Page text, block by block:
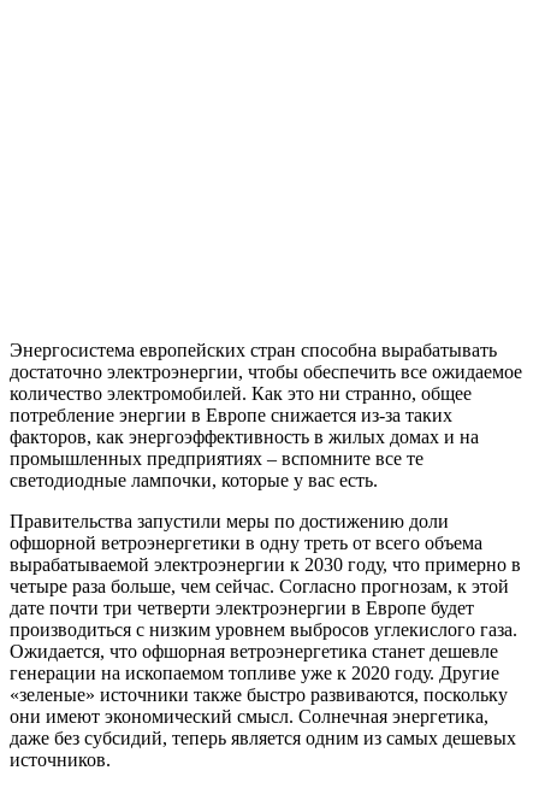
Энергосистема европейских стран способна вырабатывать
достаточно электроэнергии, чтобы обеспечить все ожидаемое
количество электромобилей. Как это ни странно, общее
потребление энергии в Европе снижается из-за таких
факторов, как энергоэффективность в жилых домах и на
промышленных предприятиях – вспомните все те
светодиодные лампочки, которые у вас есть.
Правительства запустили меры по достижению доли
офшорной ветроэнергетики в одну треть от всего объема
вырабатываемой электроэнергии к 2030 году, что примерно в
четыре раза больше, чем сейчас. Согласно прогнозам, к этой
дате почти три четверти электроэнергии в Европе будет
производиться с низким уровнем выбросов углекислого газа.
Ожидается, что офшорная ветроэнергетика станет дешевле
генерации на ископаемом топливе уже к 2020 году. Другие
«зеленые» источники также быстро развиваются, поскольку
они имеют экономический смысл. Солнечная энергетика,
даже без субсидий, теперь является одним из самых дешевых
источников.